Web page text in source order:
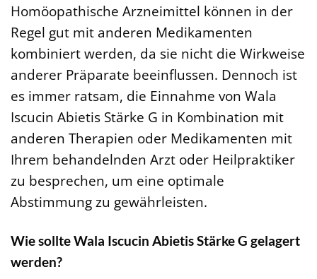
Homöopathische Arzneimittel können in der
Regel gut mit anderen Medikamenten
kombiniert werden, da sie nicht die Wirkweise
anderer Präparate beeinflussen. Dennoch ist
es immer ratsam, die Einnahme von Wala
Iscucin Abietis Stärke G in Kombination mit
anderen Therapien oder Medikamenten mit
Ihrem behandelnden Arzt oder Heilpraktiker
zu besprechen, um eine optimale
Abstimmung zu gewährleisten.
Wie sollte Wala Iscucin Abietis Stärke G gelagert
werden?